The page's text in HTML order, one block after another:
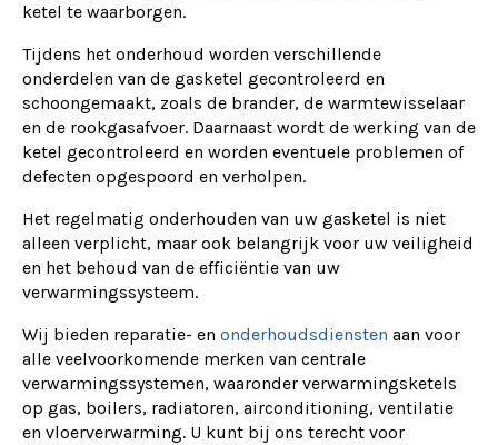
ketel te waarborgen.
Tijdens het onderhoud worden verschillende
onderdelen van de gasketel gecontroleerd en
schoongemaakt, zoals de brander, de warmtewisselaar
en de rookgasafvoer. Daarnaast wordt de werking van de
ketel gecontroleerd en worden eventuele problemen of
defecten opgespoord en verholpen.
Het regelmatig onderhouden van uw gasketel is niet
alleen verplicht, maar ook belangrijk voor uw veiligheid
en het behoud van de efficiëntie van uw
verwarmingssysteem.
Wij bieden reparatie- en onderhoudsdiensten aan voor
alle veelvoorkomende merken van centrale
verwarmingssystemen, waaronder verwarmingsketels
op gas, boilers, radiatoren, airconditioning, ventilatie
en vloerverwarming. U kunt bij ons terecht voor